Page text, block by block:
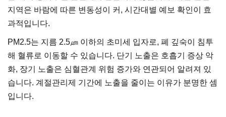
지역은 바람에 따른 변동성이 커, 시간대별 예보 확인이 효
과적입니다.
PM2.5는 지름 2.5㎛ 이하의 초미세 입자로, 폐 깊숙이 침투
해 혈류로 이동할 수 있습니다. 단기 노출은 호흡기 증상 악
화, 장기 노출은 심혈관계 위험 증가와 연관되어 알려져 있
습니다. 계절관리제 기간에 노출을 줄이는 이유가 분명한 셈
입니다.